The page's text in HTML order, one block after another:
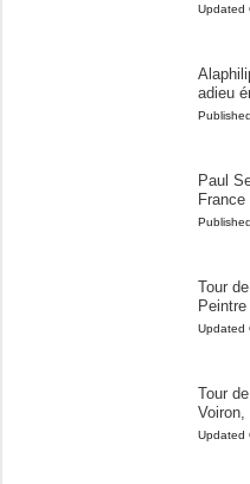
Updated
adieu
Paul
France
Tour
Updated
Tour
Updated